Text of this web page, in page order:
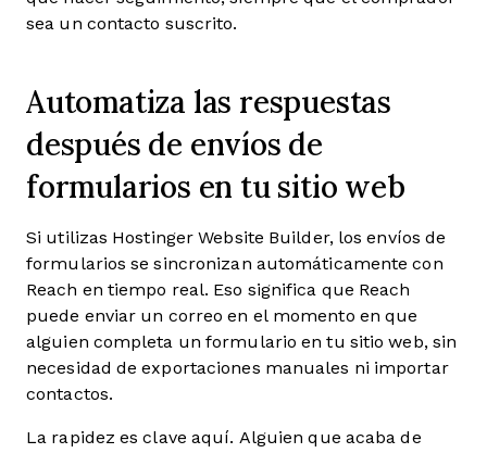
sea un contacto suscrito.
Automatiza las respuestas
después de envíos de
formularios en tu sitio web
Si utilizas Hostinger Website Builder, los envíos de
formularios se sincronizan automáticamente con
Reach en tiempo real. Eso significa que Reach
puede enviar un correo en el momento en que
alguien completa un formulario en tu sitio web, sin
necesidad de exportaciones manuales ni importar
contactos.
La rapidez es clave aquí. Alguien que acaba de